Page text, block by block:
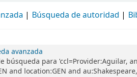
Búsqueda de autoridad
avanzada
búsqueda para 'ccl=Provider:Aguilar,
and location:GEN and